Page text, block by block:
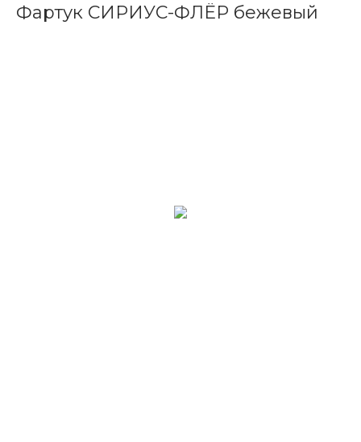
Фартук СИРИУС-ФЛЁР бежевый